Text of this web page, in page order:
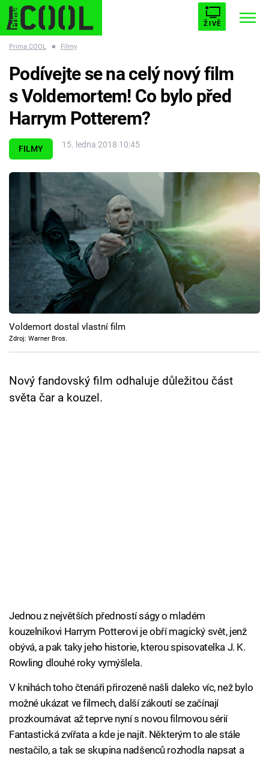
ŽIVĚ
ESCAPE PLNEJ KOTEL AVENGERS 5
Témata
Filmy
Seriály
Hry
Cool Esport
Pořady
TV Program
Prima COOL ■ Filmy
FILMY 15. ledna 2018 10:45
Podívejte se na celý nový film
s Voldemortem! Co bylo před
Harrym Potterem?
Voldemort dostal vlastní film
Zdroj: Warner Bros.
Nový fandovský film odhaluje důležitou část
světa čar a kouzel.
Jednou z největších předností ságy o mladém
kouzelníkovi Harrym Potterovi je obří magický svět, jenž
obývá, a pak taky jeho historie, kterou spisovatelka J. K.
Rowling dlouhé roky vymýšlela.
V knihách toho čtenáři přirozeně našli daleko víc, než bylo
možné ukázat ve filmech, další zákoutí se začínají
prozkoumávat až teprve nyní s novou filmovou sérií
Fantastická zvířata a kde je najít. Některým to ale stále
nestačilo, a tak se skupina nadšenců rozhodla napsat a